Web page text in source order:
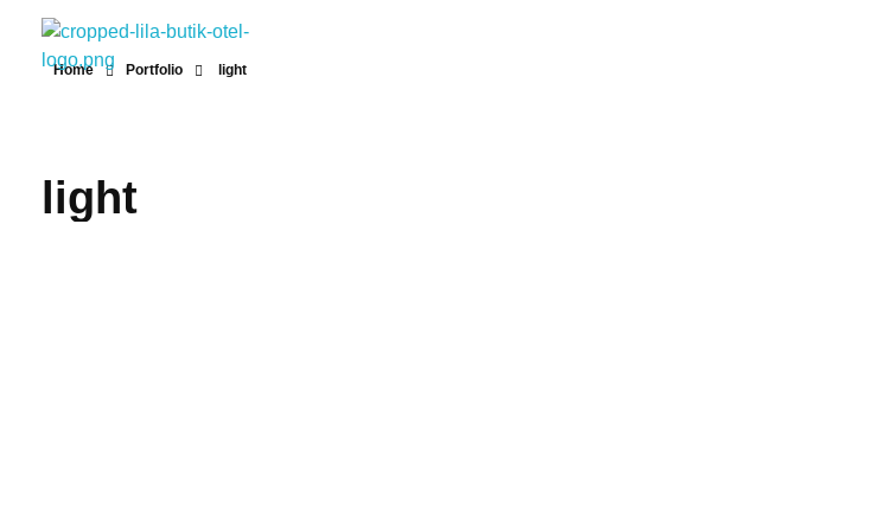
Home Portfolio light
light